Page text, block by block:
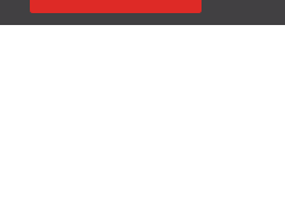
- Bu sitenin tüm hakları